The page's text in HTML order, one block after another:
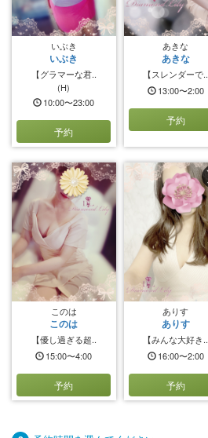
いぶき
いぶき
【グラマーな君..
(H)
10:00〜23:00
予約
あきな
あきな
【スレンダーで..
13:00〜2:00
予約
このは
このは
【優し過ぎる超..
15:00〜4:00
予約
ありす
ありす
【みんな大好き..
16:00〜2:00
予約